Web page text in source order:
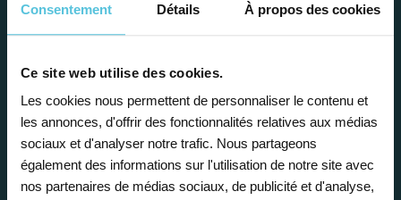
Consentement Détails À propos des cookies
Ce site web utilise des cookies.
Les cookies nous permettent de personnaliser le contenu et
les annonces, d'offrir des fonctionnalités relatives aux médias
sociaux et d'analyser notre trafic. Nous partageons
également des informations sur l'utilisation de notre site avec
nos partenaires de médias sociaux, de publicité et d'analyse,
Étape 1